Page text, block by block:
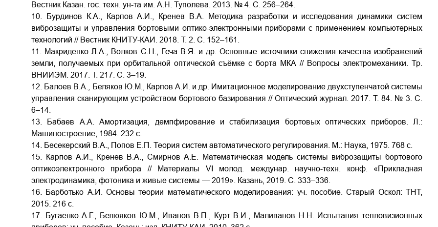
Вестник Казан. гос. техн. ун-та им. А.Н. Туполева. 2013. № 4. С. 256–264.
10. Бурдинов К.А., Карпов А.И., Кренев В.А. Методика разработки и исследования динамики систем
виброзащиты и управления бортовыми оптико-электронными приборами с применением компьютерных
технологий // Вестник КНИТУ-КАИ. 2018. Т. 2. С. 152–161.
11. Макриденко Л.А., Волков С.Н., Геча В.Я. и др. Основные источники снижения качества изображений
земли, получаемых при орбитальной оптической съёмке с борта МКА // Вопросы электромеханики. Тр.
ВНИИЭМ. 2017. Т. 217. С. 3–19.
12. Балоев В.А., Беляков Ю.М., Карпов А.И. и др. Имитационное моделирование двухступенчатой системы
управления сканирующим устройством бортового базирования // Оптический журнал. 2017. Т. 84. № 3. С.
6–14.
13. Бабаев А.А. Амортизация, демпфирование и стабилизация бортовых оптических приборов. Л.:
Машиностроение, 1984. 232 с.
14. Бесекерский В.А., Попов Е.П. Теория систем автоматического регулирования. М.: Наука, 1975. 768 с.
15. Карпов А.И., Кренев В.А., Смирнов А.Е. Математическая модель системы виброзащиты бортового
оптикоэлектронного прибора // Материалы VI молод. междунар. научно-техн. конф. «Прикладная
электродинамика, фотоника и живые системы — 2019». Казань, 2019. С. 333–336.
16. Барботько А.И. Основы теории математического моделирования: уч. пособие. Старый Оскол: ТНТ,
2015. 216 с.
17. Бугаенко А.Г., Белюяков Ю.М., Иванов В.П., Курт В.И., Маливанов Н.Н. Испытания тепловизионных